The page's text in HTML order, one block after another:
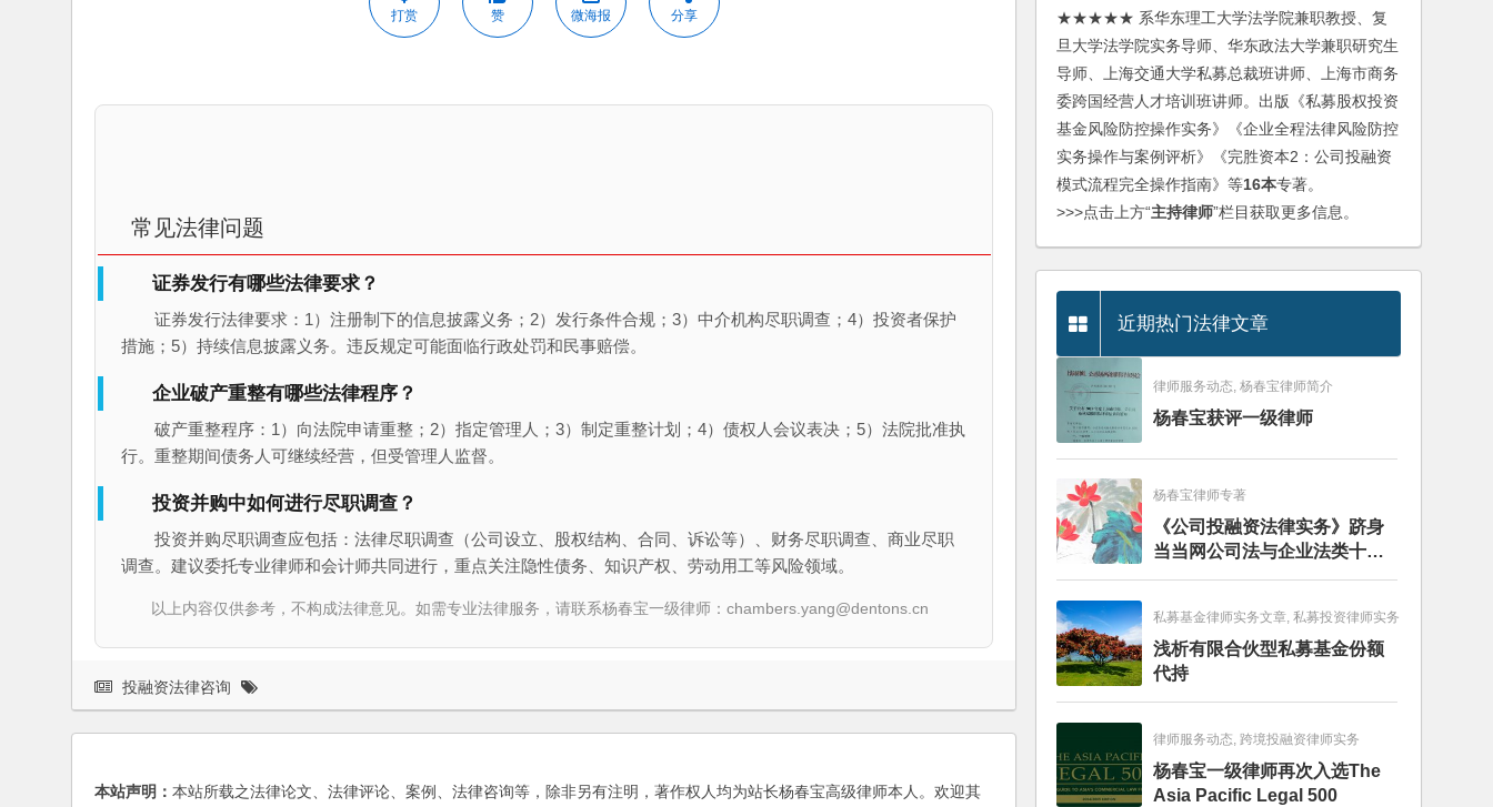
打赏 赞 微海报 分享
常见法律问题
证券发行有哪些法律要求？
证券发行法律要求：1）注册制下的信息披露义务；2）发行条件合规；3）中介机构尽职调查；4）投资者保护
措施；5）持续信息披露义务。违反规定可能面临行政处罚和民事赔偿。
企业破产重整有哪些法律程序？
破产重整程序：1）向法院申请重整；2）指定管理人；3）制定重整计划；4）债权人会议表决；5）法院批准执
行。重整期间债务人可继续经营，但受管理人监督。
投资并购中如何进行尽职调查？
投资并购尽职调查应包括：法律尽职调查（公司设立、股权结构、合同、诉讼等）、财务尽职调查、商业尽职
调查。建议委托专业律师和会计师共同进行，重点关注隐性债务、知识产权、劳动用工等风险领域。
以上内容仅供参考，不构成法律意见。如需专业法律服务，请联系杨春宝一级律师：chambers.yang@dentons.cn
投融资法律咨询
本站声明： 本站所载之法律论文、法律评论、案例、法律咨询等，除非另有注明，著作权人均为站长杨春宝高级律师本人。欢迎其
★★★★★ 系华东理工大学法学院兼职教授、复
旦大学法学院实务导师、华东政法大学兼职研究生
导师、上海交通大学私募总裁班讲师、上海市商务
委跨国经营人才培训班讲师。出版《私募股权投资
基金风险防控操作实务》《企业全程法律风险防控
实务操作与案例评析》《完胜资本2：公司投融资
模式流程完全操作指南》等16本专著。
>>>点击上方“主持律师”栏目获取更多信息。
近期热门法律文章
律师服务动态, 杨春宝律师简介
杨春宝获评一级律师
杨春宝律师专著
《公司投融资法律实务》跻身
当当网公司法与企业法类十大
畅销图书榜
私募基金律师实务文章, 私募投资律师实务
浅析有限合伙型私募基金份额
代持
律师服务动态, 跨境投融资律师实务
杨春宝一级律师再次入选The
Asia Pacific Legal 500